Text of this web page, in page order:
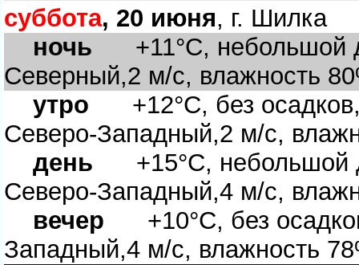
суббота, 20 июня, г. Шилка
ночь +11°C, небольшой
Северный,2 м/с, влажность
утро +12°C, без
Северо-Западный,2 м/с,
день +15°C, небольшой
Северо-Западный,4 м/с,
ечер +10°C, без
Западный,4 м/с, влажность